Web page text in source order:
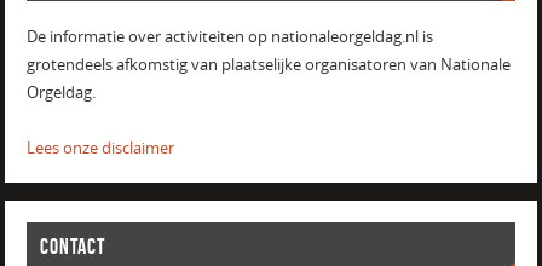
De informatie over activiteiten op nationaleorgeldag.nl is
grotendeels afkomstig van plaatselijke organisatoren van Nationale
Orgeldag.
Lees onze disclaimer
CONTACT